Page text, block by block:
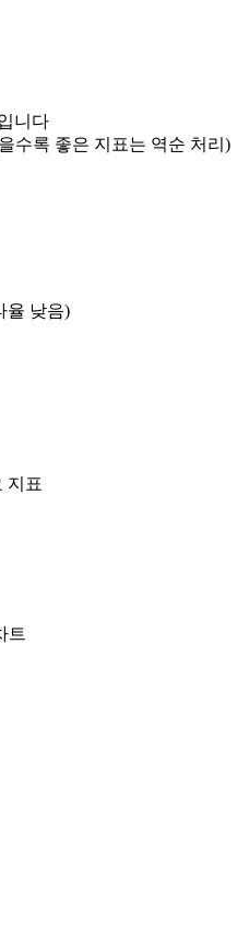
니다
수록 좋은 지표는 역순 처리)
율 낮음)
지표
트